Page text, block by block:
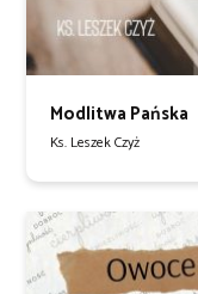
Modlitwa Pańska
Ks. Leszek Czyż